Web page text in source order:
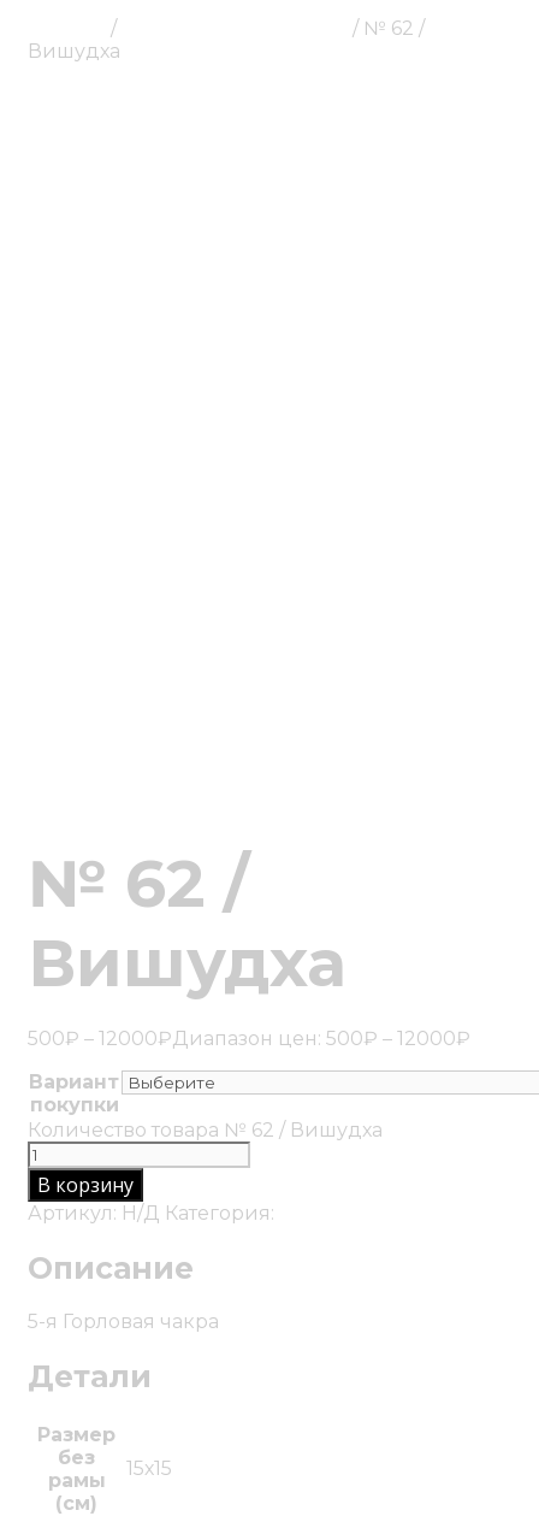
/
/ № 62 /
Вишудха
№ 62 /
Вишудха
500₽ – 12000₽Диапазон цен: 500₽ – 12000₽
Вариант
покупки
Количество товара № 62 / Вишудха
В корзину
Артикул: Н/Д Категория:
Описание
5-я Горловая чакра
Детали
Размер
без
рамы
(см)
15х15